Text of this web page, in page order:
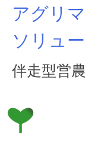
Skip
content
アグリ
ソリュ
伴走型営